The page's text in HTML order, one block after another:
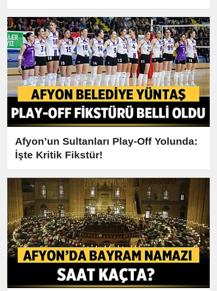
Afyon’un Sultanları Play-Off Yolunda:
İşte Kritik Fikstür!